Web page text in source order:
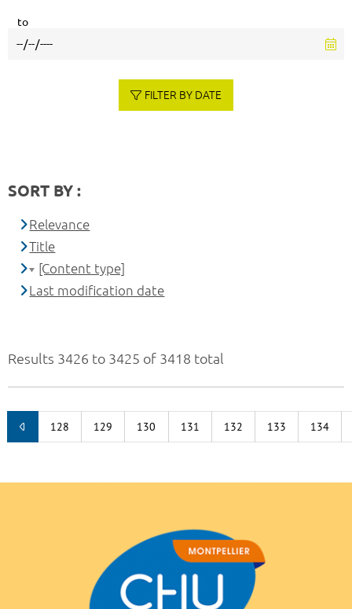
Results 3426 to 3425 of 3418 total
128 129 130 131 132 133 134
to
FILTER BY DATE
SORT BY :
Relevance
Title
[Content type]
Last modification date